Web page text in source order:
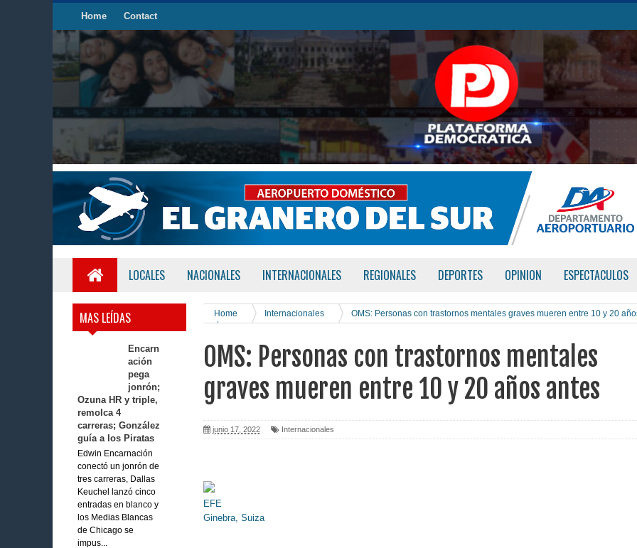
Home Contact
LOCALES NACIONALES INTERNACIONALES REGIONALES DEPORTES OPINION ESPECTACULOS
MAS LEÍDAS
Encarn
ación
pega
jonrón;
Ozuna HR y triple,
remolca 4
carreras; González
guía a los Piratas
Edwin Encarnación
conectó un jonrón de
tres carreras, Dallas
Keuchel lanzó cinco
entradas en blanco y
los Medias Blancas
de Chicago se
impus...
Home Internacionales
OMS: Personas con trastornos mentales graves mueren entre 10 y 20
antes
OMS: Personas con trastornos mentales
graves mueren entre 10 y 20 años antes
junio 17, 2022 Internacionales
EFE
Ginebra, Suiza